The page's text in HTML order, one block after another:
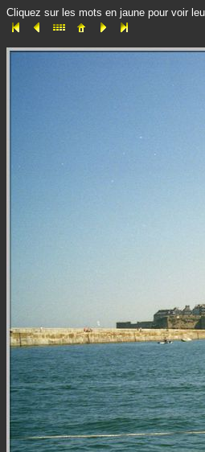
Cliquez sur les mots en jaune pour voir